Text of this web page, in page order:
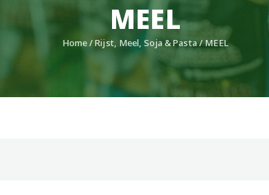
MEEL
Home/Rijst, Meel, Soja & Pasta/ MEEL